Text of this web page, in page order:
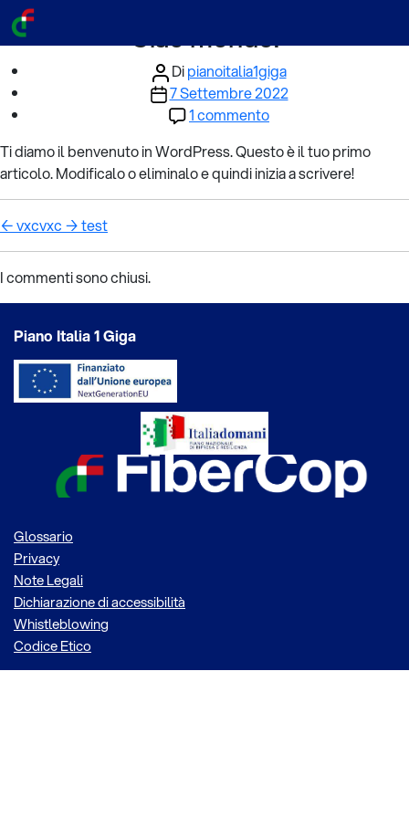
Ciao mondo!
Autore
articolo
Dipianoitalia1giga
Data
dell'articolo
7 Settembre 2022
1 commentosu
mondo!
Ti diamo il benvenuto in WordPress. Questo è il tuo primo
articolo. Modificalo o eliminalo e quindi inizia a scrivere!
←vxcvxc →test
I commenti sono chiusi.
Piano Italia 1 Giga
Glossario
Privacy
Note Legali
Dichiarazione di accessibilità
Whistleblowing
Codice Etico